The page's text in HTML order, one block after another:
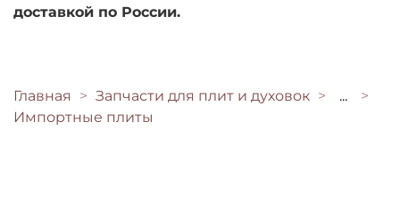
доставкой по России.
Главная Запчасти для плит и духовок
...
Импортные плиты